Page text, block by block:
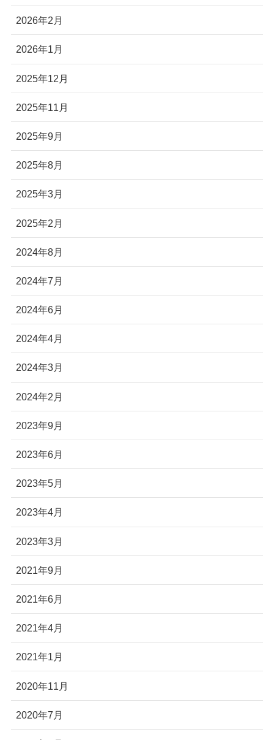
2026年2月
2026年1月
2025年12月
2025年11月
2025年9月
2025年8月
2025年3月
2025年2月
2024年8月
2024年7月
2024年6月
2024年4月
2024年3月
2024年2月
2023年9月
2023年6月
2023年5月
2023年4月
2023年3月
2021年9月
2021年6月
2021年4月
2021年1月
2020年11月
2020年7月